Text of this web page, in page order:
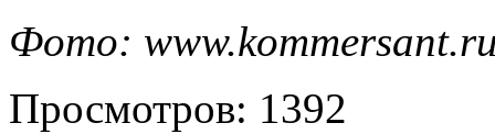
Фото:
Просмотров: 1392